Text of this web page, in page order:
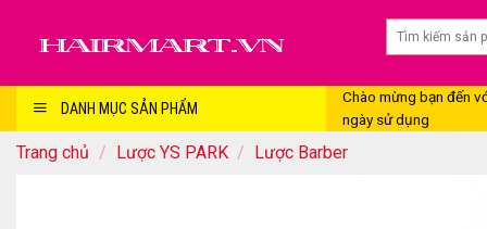
DANH MỤC SẢN PHẨM
Chào mừng bạn đến
ngày sử dụng
Trang chủ / Lược YS PARK / Lược Barber